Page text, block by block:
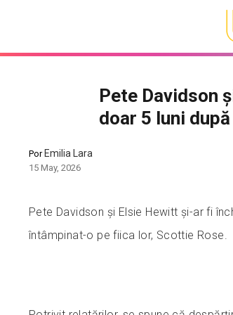
Pete Davidson
doar 5 luni
PorEmilia Lara
15 May, 2026
Pete Davidson și Elsie Hewitt și-ar fi
întâmpinat-o pe fiica lor, Scottie Rose.